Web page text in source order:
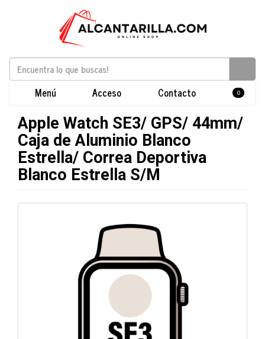
Menú Acceso Contacto 0
Apple Watch SE3/ GPS/ 44mm/
Caja de Aluminio Blanco
Estrella/ Correa Deportiva
Blanco Estrella S/M